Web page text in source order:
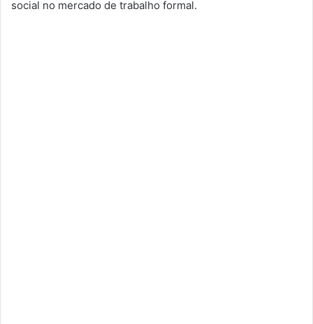
social no mercado de trabalho formal.